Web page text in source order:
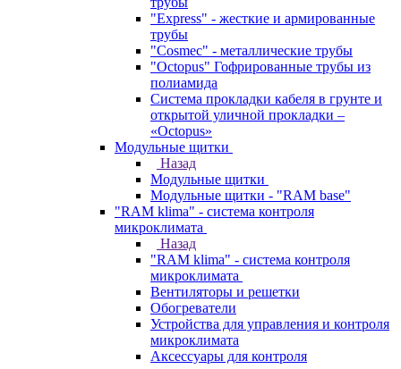
"Express" - жесткие и армированные
трубы
"Cosmec" - металлические трубы
"Octopus" Гофрированные трубы из
полиамида
Система прокладки кабеля в грунте и
открытой уличной прокладки –
«Octopus»
Модульные щитки
Назад
Модульные щитки
Модульные щитки - "RAM base"
"RAM klima" - система контроля
микроклимата
Назад
"RAM klima" - система контроля
микроклимата
Вентиляторы и решетки
Обогреватели
Устройства для управления и контроля
микроклимата
Аксессуары для контроля